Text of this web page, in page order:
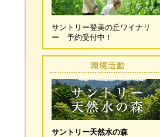
サントリー登美の丘ワイナリ
ー 予約受付中！
サントリー天然水の森